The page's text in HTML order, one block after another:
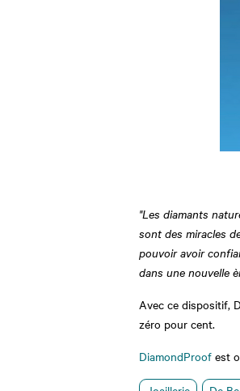
"Les diamants
sont des miracles
pouvoir avoir
dans une nouvelle
Avec ce dispositif,
zéro pour cent.
DiamondProof est